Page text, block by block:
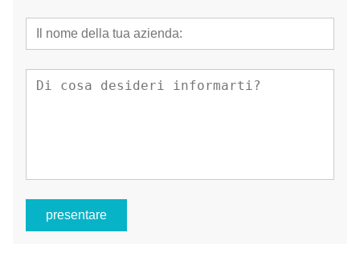
presentare